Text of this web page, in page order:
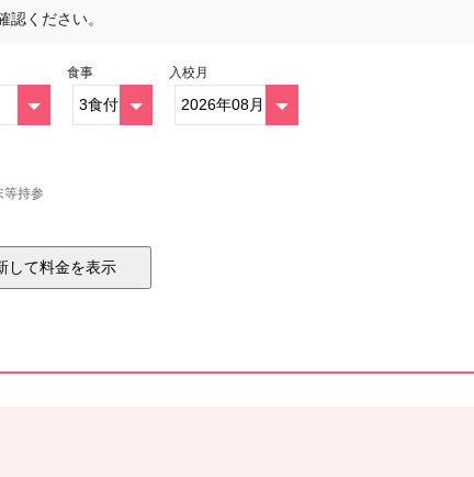
ください。
食事 入校月
等持参